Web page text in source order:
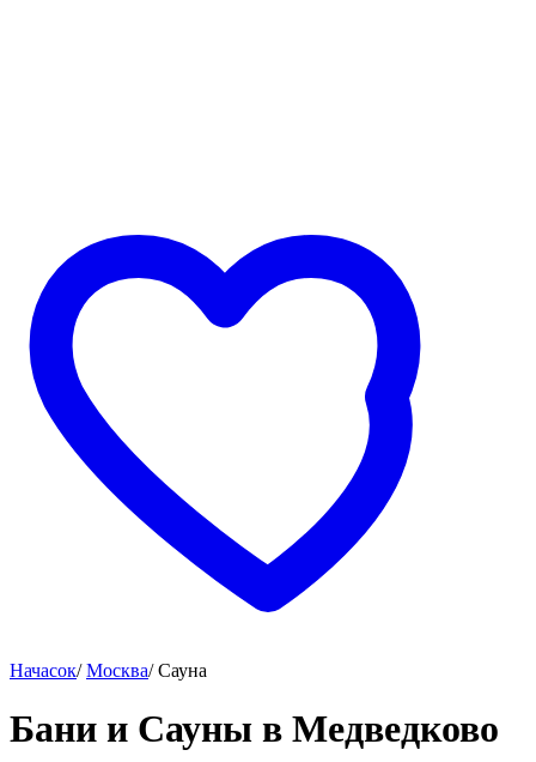
Начасок/ Москва/ Сауна
Бани и Сауны в Медведково